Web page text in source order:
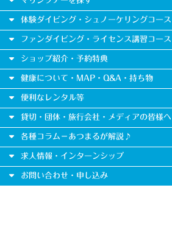
体験ダイビング・シュノーケリングコース
ファンダイビング・ライセンス講習コース
ショップ紹介・予約特典
健康について・MAP・Q&A・持ち物
便利なレンタル等
貸切・団体・旅行会社・メディアの皆様へ
各種コラム－あつまるが解説♪
求人情報・インターンシップ
お問い合わせ・申し込み